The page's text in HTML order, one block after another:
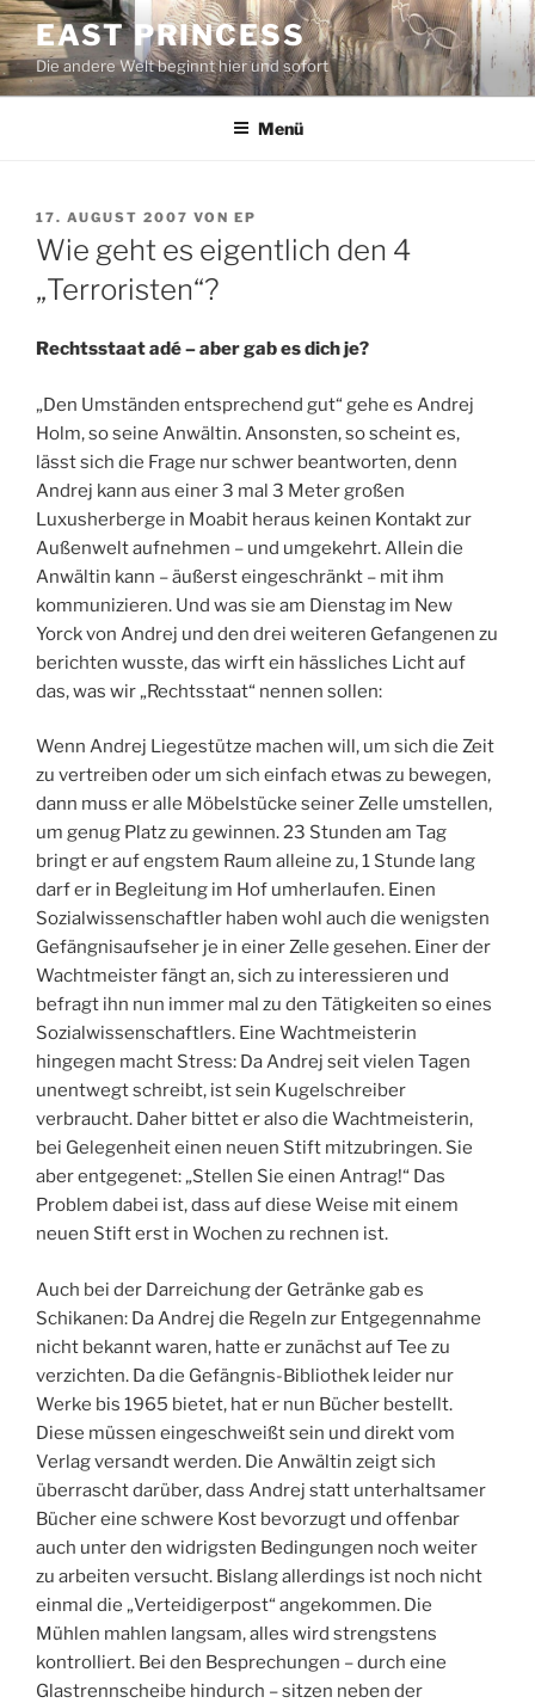
Zum
Inhalt
springen
EAST PRINCESS
Die andere Welt beginnt hier und sofort
Menü
VERÖFFENTLICHT
AM
17. AUGUST 2007 VON EP
Wie geht es eigentlich den 4
„Terroristen“?
Rechtsstaat adé – aber gab es dich je?
„Den Umständen entsprechend gut“ gehe es Andrej
Holm, so seine Anwältin. Ansonsten, so scheint es,
lässt sich die Frage nur schwer beantworten, denn
Andrej kann aus einer 3 mal 3 Meter großen
Luxusherberge in Moabit heraus keinen Kontakt zur
Außenwelt aufnehmen – und umgekehrt. Allein die
Anwältin kann – äußerst eingeschränkt – mit ihm
kommunizieren. Und was sie am Dienstag im New
Yorck von Andrej und den drei weiteren Gefangenen zu
berichten wusste, das wirft ein hässliches Licht auf
das, was wir „Rechtsstaat“ nennen sollen:
Wenn Andrej Liegestütze machen will, um sich die Zeit
zu vertreiben oder um sich einfach etwas zu bewegen,
dann muss er alle Möbelstücke seiner Zelle umstellen,
um genug Platz zu gewinnen. 23 Stunden am Tag
bringt er auf engstem Raum alleine zu, 1 Stunde lang
darf er in Begleitung im Hof umherlaufen. Einen
Sozialwissenschaftler haben wohl auch die wenigsten
Gefängnisaufseher je in einer Zelle gesehen. Einer der
Wachtmeister fängt an, sich zu interessieren und
befragt ihn nun immer mal zu den Tätigkeiten so eines
Sozialwissenschaftlers. Eine Wachtmeisterin
hingegen macht Stress: Da Andrej seit vielen Tagen
unentwegt schreibt, ist sein Kugelschreiber
verbraucht. Daher bittet er also die Wachtmeisterin,
bei Gelegenheit einen neuen Stift mitzubringen. Sie
aber entgegenet: „Stellen Sie einen Antrag!“ Das
Problem dabei ist, dass auf diese Weise mit einem
neuen Stift erst in Wochen zu rechnen ist.
Auch bei der Darreichung der Getränke gab es
Schikanen: Da Andrej die Regeln zur Entgegennahme
nicht bekannt waren, hatte er zunächst auf Tee zu
verzichten. Da die Gefängnis-Bibliothek leider nur
Werke bis 1965 bietet, hat er nun Bücher bestellt.
Diese müssen eingeschweißt sein und direkt vom
Verlag versandt werden. Die Anwältin zeigt sich
überrascht darüber, dass Andrej statt unterhaltsamer
Bücher eine schwere Kost bevorzugt und offenbar
auch unter den widrigsten Bedingungen noch weiter
zu arbeiten versucht. Bislang allerdings ist noch nicht
einmal die „Verteidigerpost“ angekommen. Die
Mühlen mahlen langsam, alles wird strengstens
kontrolliert. Bei den Besprechungen – durch eine
Glastrennscheibe hindurch – sitzen neben der